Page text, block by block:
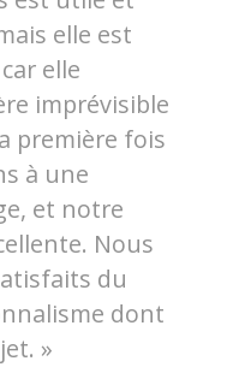
elle est
elle
imprévisible
première fois
à une
et notre
Nous
du
dont
»